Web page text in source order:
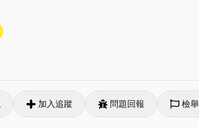
加入追蹤 問題回報 檢舉